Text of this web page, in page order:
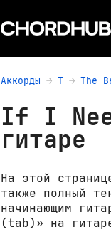
Аккорды T The
If I
гитаре
На этой
также полный
начинающим
(tab)» на